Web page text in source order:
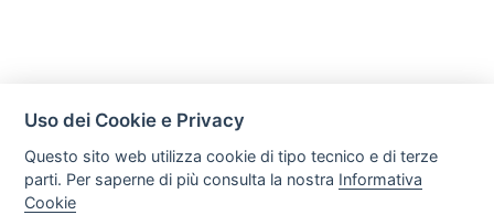
Uso dei Cookie e Privacy
Questo sito web utilizza cookie di tipo tecnico e di terze
parti. Per saperne di più consulta la nostra Informativa
Cookie